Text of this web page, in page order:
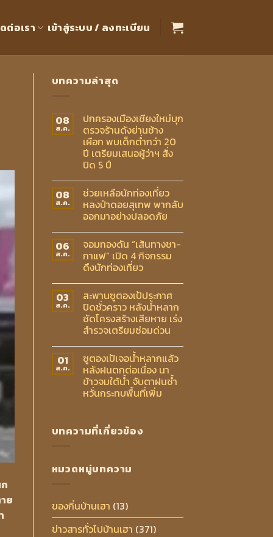
ต่อเรา เข้าสู่ระบบ / ลงทะเบียน
ย
บทความล่าสุด
08
ส.ค.
ปกครองเมืองเชียงใหม่บุก
ตรวจร้านดังย่านช้าง
เผือก พบเด็กต่ำกว่า 20
ปี เตรียมเสนอผู้ว่าฯ สั่ง
ปิด 5 ปี
08
ส.ค.
ช่วยเหลือนักท่องเที่ยว
หลงป่าดอยสุเทพ พากลับ
ออกมาอย่างปลอดภัย
06
ส.ค.
จอมทองดัน “เส้นทางชา-
กาแฟ” เปิด 4 กิจกรรม
ดึงนักท่องเที่ยว
03
ส.ค.
สะพานซูตองเป้ประกาศ
ปิดชั่วคราว หลังน้ำหลาก
ซัดโครงสร้างเสียหาย เร่ง
สำรวจเตรียมซ่อมด่วน
01
ส.ค.
ซูตองเป้เจอน้ำหลากแล้ว
หลังฝนตกต่อเนื่อง นา
ข้าวจมใต้น้ำ จับตาฝนซ้ำ
หวั่นกระทบพื้นที่เพิ่ม
บทความที่เกี่ยวข้อง
หมวดหมู่บทความ
ของกิ๋นบ้านเฮา (13)
ข่าวสารทั่วไปบ้านเฮา (371)